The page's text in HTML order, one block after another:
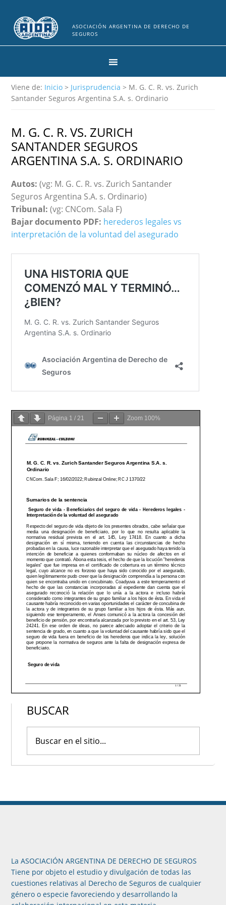
ASOCIACIÓN ARGENTINA DE DERECHO DE
SEGUROS
Viene de: Inicio> Jurisprudencia > M. G. C. R. vs. Zurich
Santander Seguros Argentina S.A. s. Ordinario
M. G. C. R. VS. ZURICH
SANTANDER SEGUROS
ARGENTINA S.A. S. ORDINARIO
Autos: (vg: M. G. C. R. vs. Zurich Santander
Seguros Argentina S.A. s. Ordinario)
Tribunal: (vg: CNCom. Sala F)
Bajar documento PDF: herederos legales vs
interpretación de la voluntad del asegurado
Página 1 /21 Zoom 100%
BUSCAR
La ASOCIACIÓN ARGENTINA DE DERECHO DE SEGUROS
Tiene por objeto el estudio y divulgación de todas las
cuestiones relativas al Derecho de Seguros de cualquier
género o especie favoreciendo y desarrollando la